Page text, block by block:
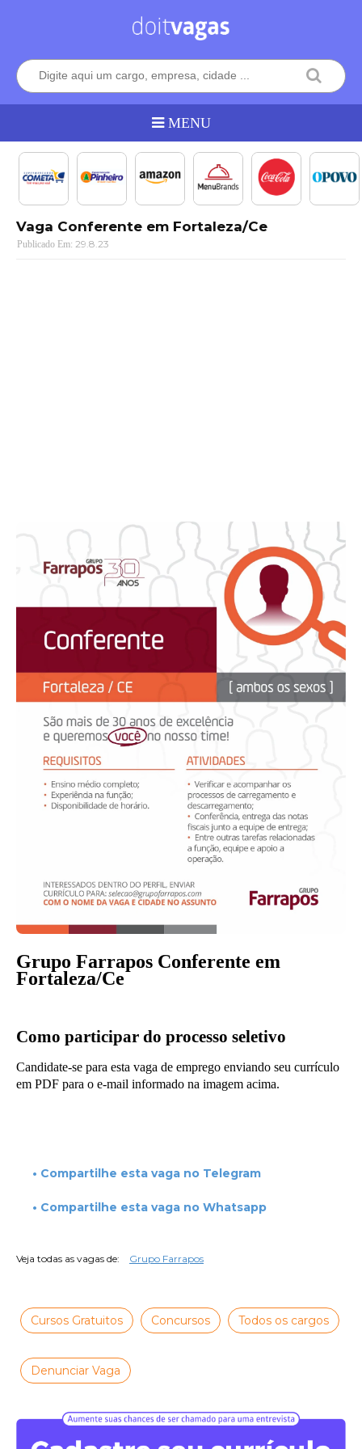
Vaga Conferente em Fortaleza/Ce
29.8.23
Grupo Farrapos Conferente em
Fortaleza/Ce
Como participar do processo seletivo
Candidate-se para esta vaga de emprego enviando seu currículo
em PDF para o e-mail informado na imagem acima.
• Compartilhe esta vaga no Telegram
• Compartilhe esta vaga no Whatsapp
Veja todas as vagas de: Grupo Farrapos
Cursos Gratuitos Concursos Todos os cargos
Denunciar Vaga